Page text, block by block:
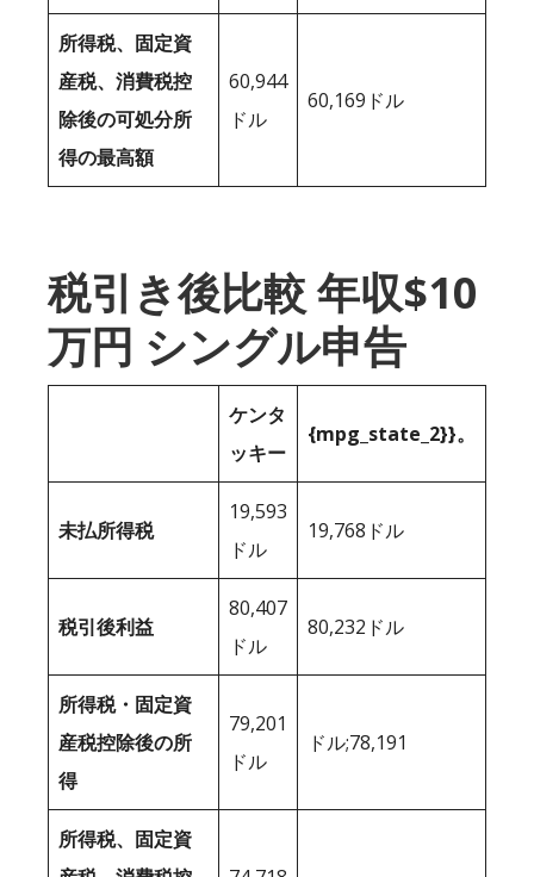
所得税、固定資
産税、消費税控
除後の可処分所
得の最高額
60,944
ドル
60,169ドル
税引き後比較 年収$10
万円 シングル申告
ケンタ
ッキー
{mpg_state_2}}。
未払所得税
19,593
ドル
19,768ドル
税引後利益
80,407
ドル
80,232ドル
所得税・固定資
産税控除後の所
得
79,201
ドル
ドル;78,191
所得税、固定資